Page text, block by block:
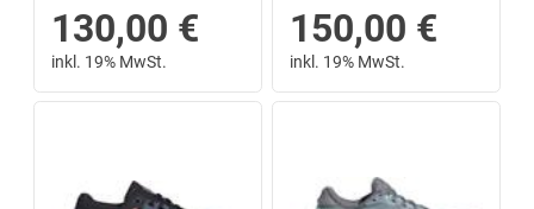
130,00 €
inkl. 19% MwSt.
150,00 €
inkl. 19% MwSt.